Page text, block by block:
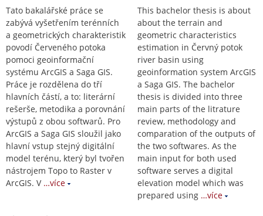
Tato bakalářské práce se
zabývá vyšetřením terénních
a geometrických charakteristik
povodí Červeného potoka
pomoci geoinformační
systému ArcGIS a Saga GIS.
Práce je rozdělena do tří
hlavních částí, a to: literární
rešerše, metodika a porovnání
výstupů z obou softwarů. Pro
ArcGIS a Saga GIS sloužil jako
hlavní vstup stejný digitální
model terénu, který byl tvořen
nástrojem Topo to Raster v
ArcGIS. V …více
This bachelor thesis is about
about the terrain and
geometric characteristics
estimation in Červný potok
river basin using
geoinformation system ArcGIS
a Saga GIS. The bachelor
thesis is divided into three
main parts of the litrature
review, methodology and
comparation of the outputs of
the two softwares. As the
main input for both used
software serves a digital
elevation model which was
prepared using …více